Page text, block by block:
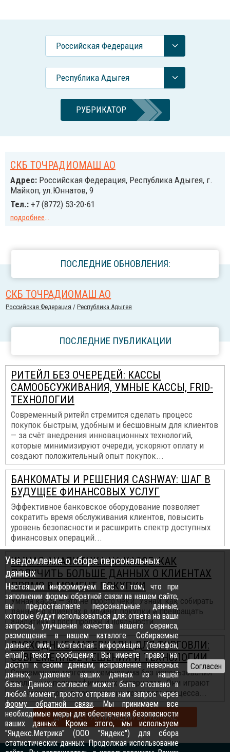
Российcкая Федерация
Республика Адыгея
РУБРИКАТОР
СКБ ТОЧРАДИОМАШ АО
Адрес: Российcкая Федерация, Республика Адыгея, г.
Майкоп, ул.Юннатов, 9
Тел.: +7 (8772) 53-20-61
подробнее...
ПОСЛЕДНИЕ ОБНОВЛЕНИЯ:
СКБ ТОЧРАДИОМАШ АО
Российcкая Федерация /Республика Адыгея
ПОСЛЕДНИЕ ПУБЛИКАЦИИ
РИТЕЙЛ БЕЗ ОЧЕРЕДЕЙ: КАССЫ
САМООБСУЖИВАНИЯ, УМНЫЕ КАССЫ, FRID-
ТЕХНОЛОГИИ
Современный ритейл стремится сделать процесс
покупок быстрым, удобным и бесшовным для клиентов
— за счёт внедрения инновационных технологий,
которые минимизируют очереди, ускоряют оплату и
создают положительный опыт покупок...
БАНКОМАТЫ И РЕШЕНИЯ CASHWAY: ШАГ В
БУДУЩЕЕ ФИНАНСОВЫХ УСЛУГ
Эффективное банковское оборудование позволяет
сократить время обслуживания клиентов, повысить
уровень безопасности и расширить спектр доступных
финансовых операций...
УМНАЯ АНАЛИТИКА НА КАССЕ: КАК
ПОЛУЧИТЬ БОЛЬШЕ ДАННЫХ О КЛИЕНТАХ
ПРЯМО В МОМЕНТ ПОКУПКИ
Умная касса — это не просто чеки. Узнай, как собирать
данные о клиентах в момент покупки и превращать
аналитику в рост продаж и лояльности...
РАСХОДНЫЕ МАТЕРИАЛЫ ДЛЯ ТОРГОВЛИ:
СОВРЕМЕННЫЕ РЕШЕНИЯ И ТЕХНОЛОГИИ
Современная торговля немыслима без использования
различных полиграфических материалов. Они играют
ключевую роль в организации торгового процесса...
ДРУГИЕ ПУБЛИКАЦИИ В РУБРИКЕ
Уведомление о сборе персональных
данных
Настоящим информируем Вас о том, что при
заполнении формы обратной связи на нашем сайте,
вы предоставляете персональные данные,
которые будут использоваться для: ответа на ваши
запросы, улучшения качества нашего сервиса,
размещения в нашем каталоге. Собираемые
данные: имя, контактная информация (телефон,
email), текст сообщения. Вы имеете право на:
доступ к своим данным, исправление неверных
данных, удаление ваших данных из нашей
базы. Данное согласие может быть отозвано в
любой момент, просто отправив нам запрос через
форму обратной связи. Мы принимаем все
необходимые меры для обеспечения безопасности
ваших данных. Кроме этого, мы используем
"Яндекс.Метрика" (ООО "Яндекс") для сбора
статистических данных. Продолжая использование